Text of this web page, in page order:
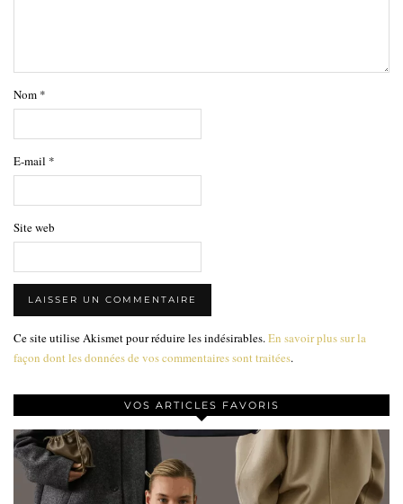
Nom *
E-mail *
Site web
Ce site utilise Akismet pour réduire les indésirables. En savoir plus sur la
façon dont les données de vos commentaires sont traitées.
VOS ARTICLES FAVORIS